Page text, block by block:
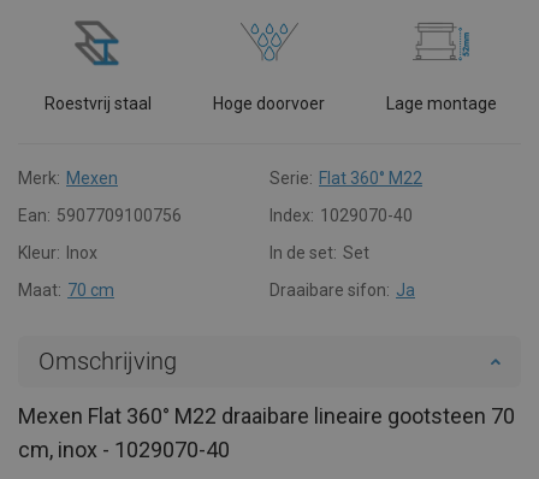
Roestvrij staal Hoge doorvoer Lage montage
Merk: Mexen Serie: Flat 360° M22
Ean: 5907709100756 Index: 1029070-40
Kleur:
Inox In de set: Set
Maat: 70 cm Draaibare sifon: Ja
Omschrijving
Mexen Flat 360° M22 draaibare lineaire gootsteen 70
cm, inox - 1029070-40